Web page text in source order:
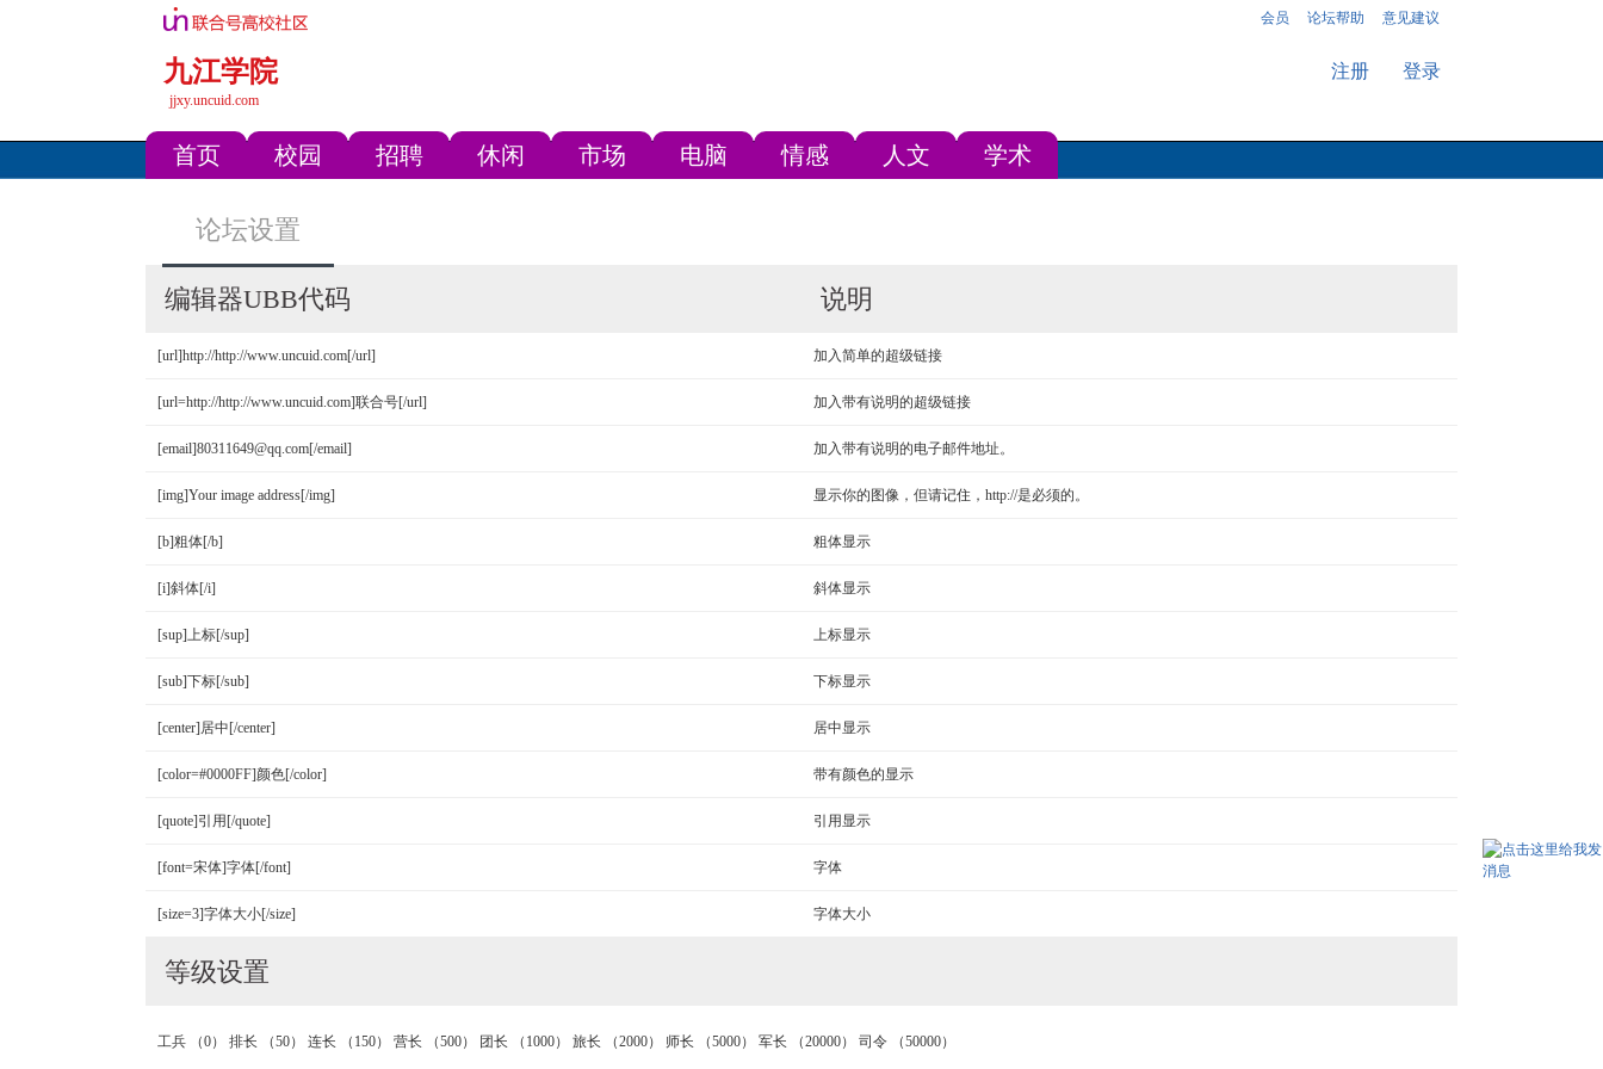
会员 论坛帮助 意见建议
九江学院
jjxy.uncuid.com
注册 登录
首页 校园 招聘 休闲 市场 电脑 情感 人文 学术
论坛设置
编辑器UBB代码 说明
[url]http://http://www.uncuid.com[/url] 加入简单的超级链接
[url=http://http://www.uncuid.com]联合号[/url] 加入带有说明的超级链接
[email]80311649@qq.com[/email] 加入带有说明的电子邮件地址。
[img]Your image address[/img] 显示你的图像，但请记住，http://是必须的。
[b]粗体[/b] 粗体显示
[i]斜体[/i] 斜体显示
[sup]上标[/sup] 上标显示
[sub]下标[/sub] 下标显示
[center]居中[/center] 居中显示
[color=#0000FF]颜色[/color] 带有颜色的显示
[quote]引用[/quote] 引用显示
[font=宋体]字体[/font] 字体
[size=3]字体大小[/size] 字体大小
等级设置
工兵 （0） 排长 （50） 连长 （150） 营长 （500） 团长 （1000） 旅长 （2000） 师长 （5000） 军长 （20000） 司令 （50000）